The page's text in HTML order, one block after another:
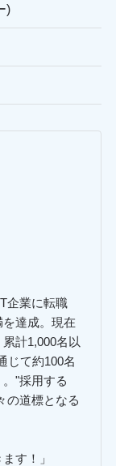
)
企業に転職
達成。現在
計1,000名以
じて約100名
"採用する
の道標となる
す！」